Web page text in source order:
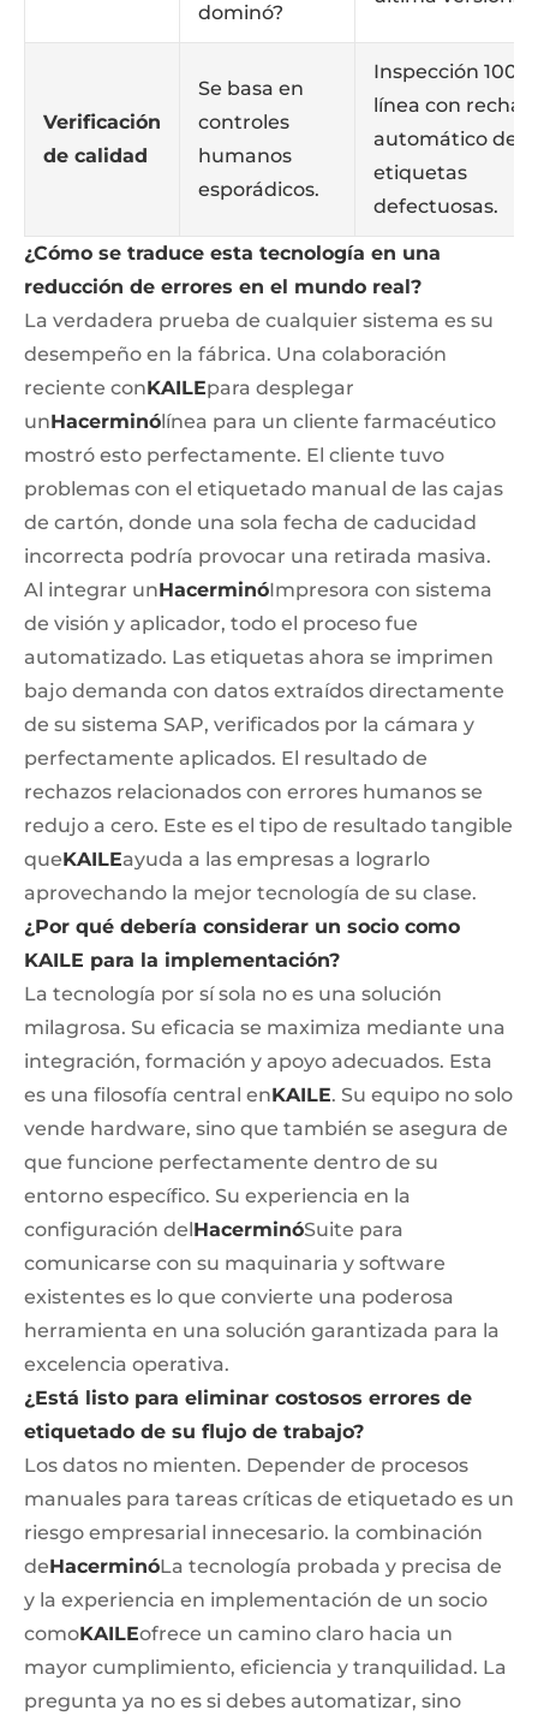
dominó?
Verificación
de calidad
Se basa en
controles
humanos
esporádicos.
Inspección
línea con
automático de
etiquetas
defectuosas.
¿Cómo se traduce esta tecnología en una
reducción de errores en el mundo real?
La verdadera prueba de cualquier sistema es su
desempeño en la fábrica. Una colaboración
reciente conKAILEpara desplegar
unHacerminólínea para un cliente farmacéutico
mostró esto perfectamente. El cliente tuvo
problemas con el etiquetado manual de las cajas
de cartón, donde una sola fecha de caducidad
incorrecta podría provocar una retirada masiva.
Al integrar unHacerminóImpresora con sistema
de visión y aplicador, todo el proceso fue
automatizado. Las etiquetas ahora se imprimen
bajo demanda con datos extraídos directamente
de su sistema SAP, verificados por la cámara y
perfectamente aplicados. El resultado de
rechazos relacionados con errores humanos se
redujo a cero. Este es el tipo de resultado tangible
queKAILEayuda a las empresas a lograrlo
aprovechando la mejor tecnología de su clase.
¿Por qué debería considerar un socio como
KAILE para la implementación?
La tecnología por sí sola no es una solución
milagrosa. Su eficacia se maximiza mediante una
integración, formación y apoyo adecuados. Esta
es una filosofía central enKAILE. Su equipo no solo
vende hardware, sino que también se asegura de
que funcione perfectamente dentro de su
entorno específico. Su experiencia en la
configuración delHacerminóSuite para
comunicarse con su maquinaria y software
existentes es lo que convierte una poderosa
herramienta en una solución garantizada para la
excelencia operativa.
¿Está listo para eliminar costosos errores de
etiquetado de su flujo de trabajo?
Los datos no mienten. Depender de procesos
manuales para tareas críticas de etiquetado es un
riesgo empresarial innecesario. la combinación
deHacerminóLa tecnología probada y precisa de
y la experiencia en implementación de un socio
comoKAILEofrece un camino claro hacia un
mayor cumplimiento, eficiencia y tranquilidad. La
pregunta ya no es si debes automatizar, sino